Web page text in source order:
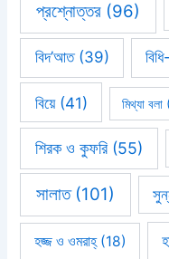
প্রশ্নোত্তর (96)
বিদ’আত(39)
বিয়ে(41) মিথ্যা বলা
শিরক ও কুফরি(55)
সালাত(101)
হজ্জ ও ওমরাহ্‌(18)